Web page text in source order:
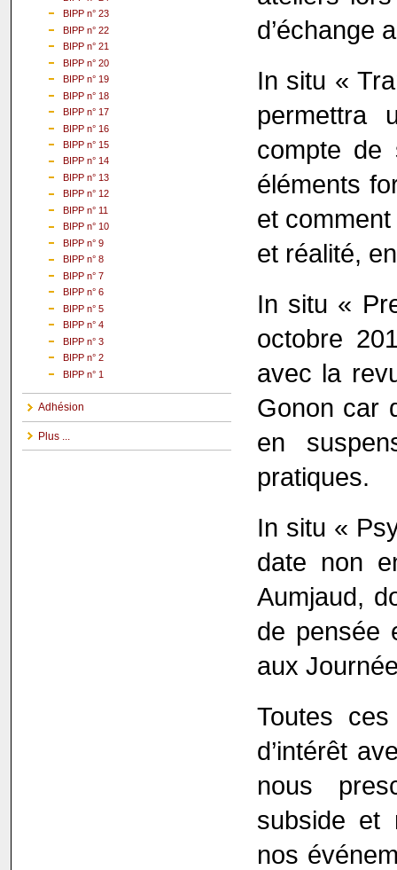
BIPP n° 23
BIPP n° 22
BIPP n° 21
BIPP n° 20
BIPP n° 19
BIPP n° 18
BIPP n° 17
BIPP n° 16
BIPP n° 15
BIPP n° 14
BIPP n° 13
BIPP n° 12
BIPP n° 11
BIPP n° 10
BIPP n° 9
BIPP n° 8
BIPP n° 7
BIPP n° 6
BIPP n° 5
BIPP n° 4
BIPP n° 3
BIPP n° 2
BIPP n° 1
Adhésion
Plus ...
d’échange
In situ «
permettra
compte de
éléments
et
et réalité,
In situ «
octobre
avec la
Gonon car
en
pratiques.
In situ «
date non
Aumjaud,
de pensée
aux
Toutes
d’intérêt
nous
subside et
nos